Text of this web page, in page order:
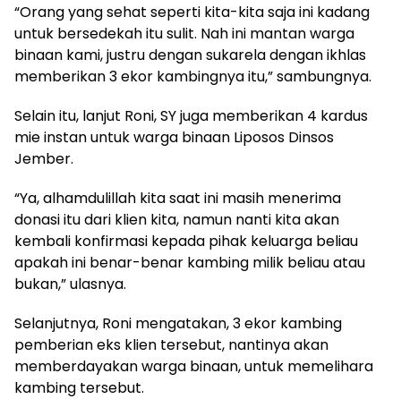
“Orang yang sehat seperti kita-kita saja ini kadang
untuk bersedekah itu sulit. Nah ini mantan warga
binaan kami, justru dengan sukarela dengan ikhlas
memberikan 3 ekor kambingnya itu,” sambungnya.
Selain itu, lanjut Roni, SY juga memberikan 4 kardus
mie instan untuk warga binaan Liposos Dinsos
Jember.
“Ya, alhamdulillah kita saat ini masih menerima
donasi itu dari klien kita, namun nanti kita akan
kembali konfirmasi kepada pihak keluarga beliau
apakah ini benar-benar kambing milik beliau atau
bukan,” ulasnya.
Selanjutnya, Roni mengatakan, 3 ekor kambing
pemberian eks klien tersebut, nantinya akan
memberdayakan warga binaan, untuk memelihara
kambing tersebut.